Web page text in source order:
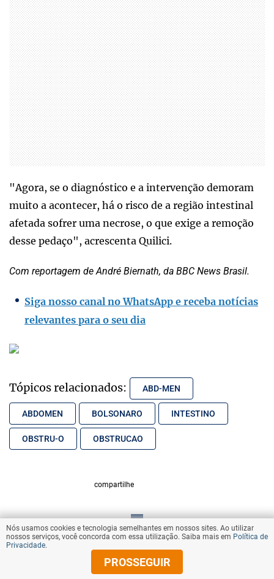
"Agora, se o diagnóstico e a intervenção demoram
muito a acontecer, há o risco de a região intestinal
afetada sofrer uma necrose, o que exige a remoção
desse pedaço", acrescenta Quilici.
Com reportagem de André Biernath, da BBC News Brasil.
Siga nosso canal no WhatsApp e receba notícias
relevantes para o seu dia
Tópicos relacionados: ABD-MEN
ABDOMEN BOLSONARO INTESTINO
OBSTRU-O OBSTRUCAO
compartilhe
VOLTAR AO TOPO
© Copyright 2025 Diários Associados
Nós usamos cookies e tecnologia semelhantes em nossos sites. Ao utilizar
nossos serviços, você concorda com essa utilização. Saiba mais em Política de
Privacidade.
PROSSEGUIR